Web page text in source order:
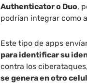
Authenticator o Duo,
podrían integrar como
Este tipo de apps
para identificar su
contra los
se genera en otro